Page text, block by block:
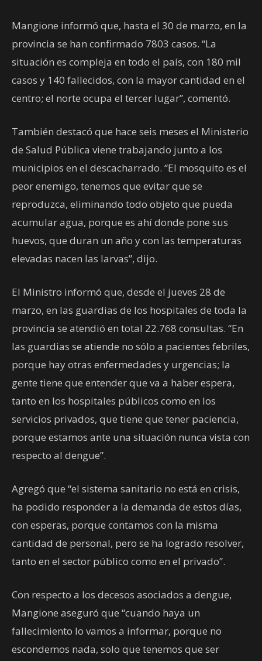
Mangione informó que, hasta el 30 de marzo, en la
provincia se han confirmado 7803 casos. “La
situación es compleja en todo el país, con 180 mil
casos y 140 fallecidos, con la mayor cantidad en el
centro; el norte ocupa el tercer lugar”, comentó.
También destacó que hace seis meses el Ministerio
de Salud Pública viene trabajando junto a los
municipios en el descacharrado. “El mosquito es el
peor enemigo, tenemos que evitar que se
reproduzca, eliminando todo objeto que pueda
acumular agua, porque es ahí donde pone sus
huevos, que duran un año y con las temperaturas
elevadas nacen las larvas”, dijo.
El Ministro informó que, desde el jueves 28 de
marzo, en las guardias de los hospitales de toda la
provincia se atendió en total 22.768 consultas. “En
las guardias se atiende no sólo a pacientes febriles,
porque hay otras enfermedades y urgencias; la
gente tiene que entender que va a haber espera,
tanto en los hospitales públicos como en los
servicios privados, que tiene que tener paciencia,
porque estamos ante una situación nunca vista con
respecto al dengue”.
Agregó que “el sistema sanitario no está en crisis,
ha podido responder a la demanda de estos días,
con esperas, porque contamos con la misma
cantidad de personal, pero se ha logrado resolver,
tanto en el sector público como en el privado”.
Con respecto a los decesos asociados a dengue,
Mangione aseguró que “cuando haya un
fallecimiento lo vamos a informar, porque no
escondemos nada, solo que tenemos que ser